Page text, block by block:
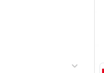
keyboard_arrow_right